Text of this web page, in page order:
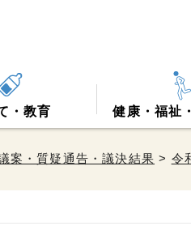
・教育 健康・福祉
案・質疑通告・議決結果 > 令